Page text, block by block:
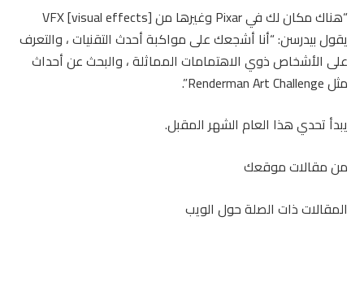
“هناك مكان لك في Pixar وغيرها من VFX [visual effects]
يقول بيدرسن: “أنا أشجعك على مواكبة أحدث التقنيات ، والتعرف
على الأشخاص ذوي الاهتمامات المماثلة ، والبحث عن أحداث
مثل Renderman Art Challenge”.
يبدأ تحدي هذا العام الشهر المقبل.
من مقالات موقعك
المقالات ذات الصلة حول الويب